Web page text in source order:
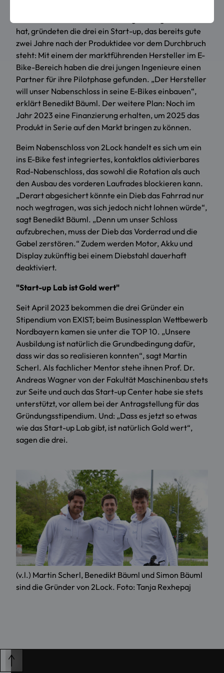
hat, gründeten die drei ein Start-up, das bereits gute
zwei Jahre nach der Produktidee vor dem Durchbruch
steht: Mit einem der marktführenden Hersteller im E-
Bike-Bereich haben die drei jungen Ingenieure einen
Partner für ihre Pilotphase gefunden. „Der Hersteller
will unser Nabenschloss in seine E-Bikes einbauen“,
erklärt Benedikt Bäuml. Der weitere Plan: Noch im
Jahr 2023 eine Finanzierung erhalten, um 2025 das
Produkt in Serie auf den Markt bringen zu können.
Beim Nabenschloss von 2Lock handelt es sich um ein
ins E-Bike fest integriertes, kontaktlos aktivierbares
Rad-Nabenschloss, das sowohl die Rotation als auch
den Ausbau des vorderen Laufrades blockieren kann.
„Derart abgesichert könnte ein Dieb das Fahrrad nur
noch wegtragen, was sich jedoch nicht lohnen würde“,
sagt Benedikt Bäuml. „Denn um unser Schloss
aufzubrechen, muss der Dieb das Vorderrad und die
Gabel zerstören.“ Zudem werden Motor, Akku und
Display zukünftig bei einem Diebstahl dauerhaft
deaktiviert.
"Start-up Lab ist Gold wert"
Seit April 2023 bekommen die drei Gründer ein
Stipendium von EXIST; beim Businessplan Wettbewerb
Nordbayern kamen sie unter die TOP 10. „Unsere
Ausbildung ist natürlich die Grundbedingung dafür,
dass wir das so realisieren konnten“, sagt Martin
Scherl. Als fachlicher Mentor stehe ihnen Prof. Dr.
Andreas Wagner von der Fakultät Maschinenbau stets
zur Seite und auch das Start-up Center habe sie stets
unterstützt, vor allem bei der Antragstellung für das
Gründungsstipendium. Und: „Dass es jetzt so etwas
wie das Start-up Lab gibt, ist natürlich Gold wert“,
sagen die drei.
(v.l.) Martin Scherl, Benedikt Bäuml und Simon Bäuml
sind die Gründer von 2Lock. Foto: Tanja Rexhepaj